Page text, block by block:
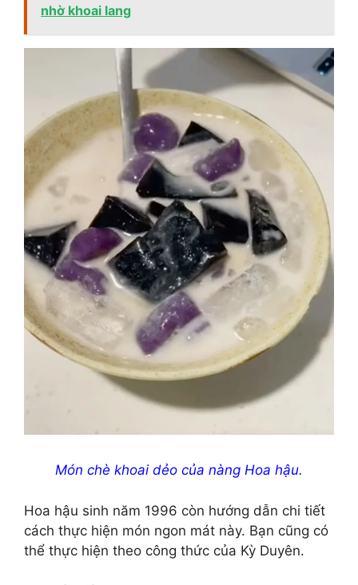
nhờ khoai lang
Món chè khoai dẻo của nàng Hoa hậu.
Hoa hậu sinh năm 1996 còn hướng dẫn chi tiết
cách thực hiện món ngon mát này. Bạn cũng có
thể thực hiện theo công thức của Kỳ Duyên.